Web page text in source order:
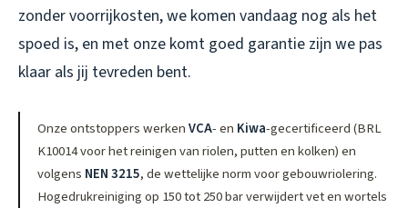
zonder voorrijkosten, we komen vandaag nog als het
spoed is, en met onze komt goed garantie zijn we pas
klaar als jij tevreden bent.
Onze ontstoppers werkenVCA- en Kiwa-gecertificeerd (BRL
K10014 voor het reinigen van riolen, putten en kolken) en
volgens NEN 3215, de wettelijke norm voor gebouwriolering.
Hogedrukreiniging op 150 tot 250 bar verwijdert vet en wortels